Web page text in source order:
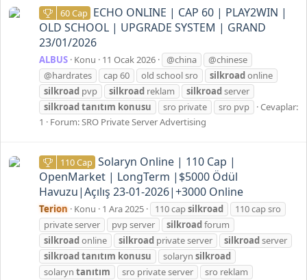
60 Cap ECHO ONLINE | CAP 60 | PLAY2WIN |
OLD SCHOOL | UPGRADE SYSTEM | GRAND
23/01/2026
ALBUS Konu 11 Ocak 2026 @china
@chinese
@hardrates
cap 60 old school sro silkroadonline
silkroad pvp silkroad reklam silkroadserver
silkroadtanıtım konusu sro private sro pvp
Cevaplar:
1
Forum:SRO Private Server Advertising
110 Cap Solaryn Online | 110 Cap |
OpenMarket | LongTerm |$5000 Ödül
Havuzu|Açılış 23-01-2026|+3000 Online
Terion Konu 1 Ara 2025 110 capsilkroad
110 cap sro
private server
pvp server silkroadforum
silkroadonline silkroad private server silkroadserver
silkroadtanıtım konusu solaryn silkroad
solaryn tanıtım sro private server
sro reklam